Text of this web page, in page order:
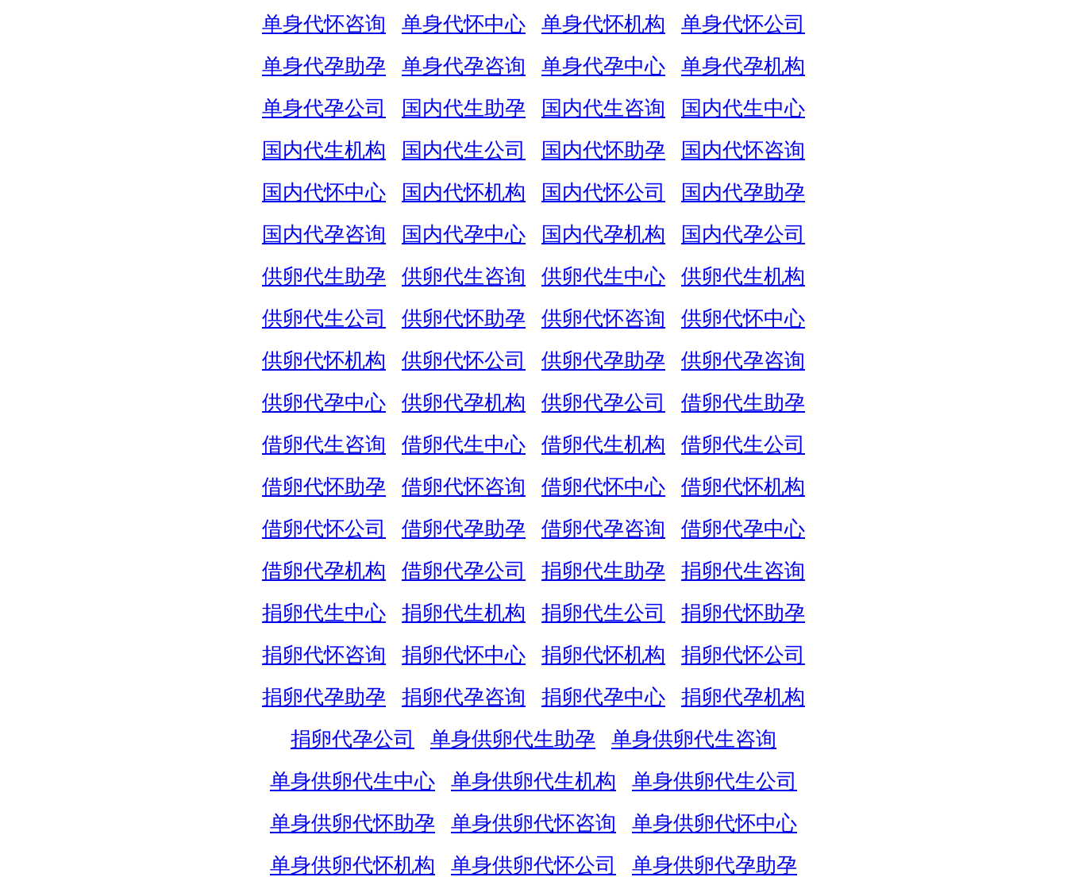
单身代怀咨询
单身代怀中心 单身代怀机构
单身代怀公司
单身代孕助孕
单身代孕咨询 单身代孕中心
单身代孕机构
单身代孕公司
国内代生助孕 国内代生咨询
国内代生中心
国内代生机构
国内代生公司 国内代怀助孕
国内代怀咨询
国内代怀中心
国内代怀机构 国内代怀公司
国内代孕助孕
国内代孕咨询
国内代孕中心 国内代孕机构
国内代孕公司
供卵代生助孕
供卵代生咨询 供卵代生中心
供卵代生机构
供卵代生公司
供卵代怀助孕 供卵代怀咨询
供卵代怀中心
供卵代怀机构
供卵代怀公司 供卵代孕助孕
供卵代孕咨询
供卵代孕中心
供卵代孕机构 供卵代孕公司
借卵代生助孕
借卵代生咨询
借卵代生中心 借卵代生机构
借卵代生公司
借卵代怀助孕
借卵代怀咨询 借卵代怀中心
借卵代怀机构
借卵代怀公司
借卵代孕助孕 借卵代孕咨询
借卵代孕中心
借卵代孕机构
借卵代孕公司 捐卵代生助孕
捐卵代生咨询
捐卵代生中心
捐卵代生机构 捐卵代生公司
捐卵代怀助孕
捐卵代怀咨询
捐卵代怀中心 捐卵代怀机构
捐卵代怀公司
捐卵代孕助孕
捐卵代孕咨询 捐卵代孕中心
捐卵代孕机构
捐卵代孕公司
单身供卵代生助孕
单身供卵代生咨询
单身供卵代生中心
单身供卵代生机构
单身供卵代生公司
单身供卵代怀助孕
单身供卵代怀咨询
单身供卵代怀中心
单身供卵代怀机构
单身供卵代怀公司
单身供卵代孕助孕